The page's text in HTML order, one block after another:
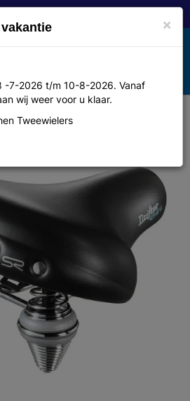
×
-7-2026 t/m 10-8-2026. Vanaf
wij weer voor u klaar.
Tweewielers